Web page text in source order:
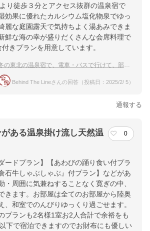
り徒歩３分とアクセス抜群の温泉宿で
効果に優れたカルシウム塩化物泉でゆっ
麗な庭園露天で気持ちよく湯あみできま
鮮な海の幸が盛りだくさんな会席料理で
きプランを用意しています。
の東北の温泉宿で、電車・バスで行けて、部屋食の温泉宿
Behind The Lineさんの回答（投稿日：2025/2/ 5）
通報する
ある温泉掛け流し天然温
0
ードプラン】【あわびの踊り食い付プラ
石牛しゃぶしゃぶ』付プラン】などがあ
・周囲に気兼ねすることなく寛ぎの中、
きます。お部屋は全てのお部屋から陸奥
、和室でのんびりゆっくり過ごせます。
プランも2名様1室お2人合計で余裕をも
下で宿泊できますのでお財布にも優しい